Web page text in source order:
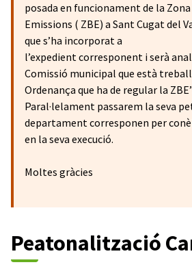
posada en funcionament de la Zona
Emissions ( ZBE) a Sant Cugat del
que s’ha incorporat a
l’expedient corresponent i serà
Comissió municipal que està
Ordenança que ha de regular la
Paral·lelament passarem la seva
departament corresponen per
en la seva execució.
Moltes gràcies
Peatonalització